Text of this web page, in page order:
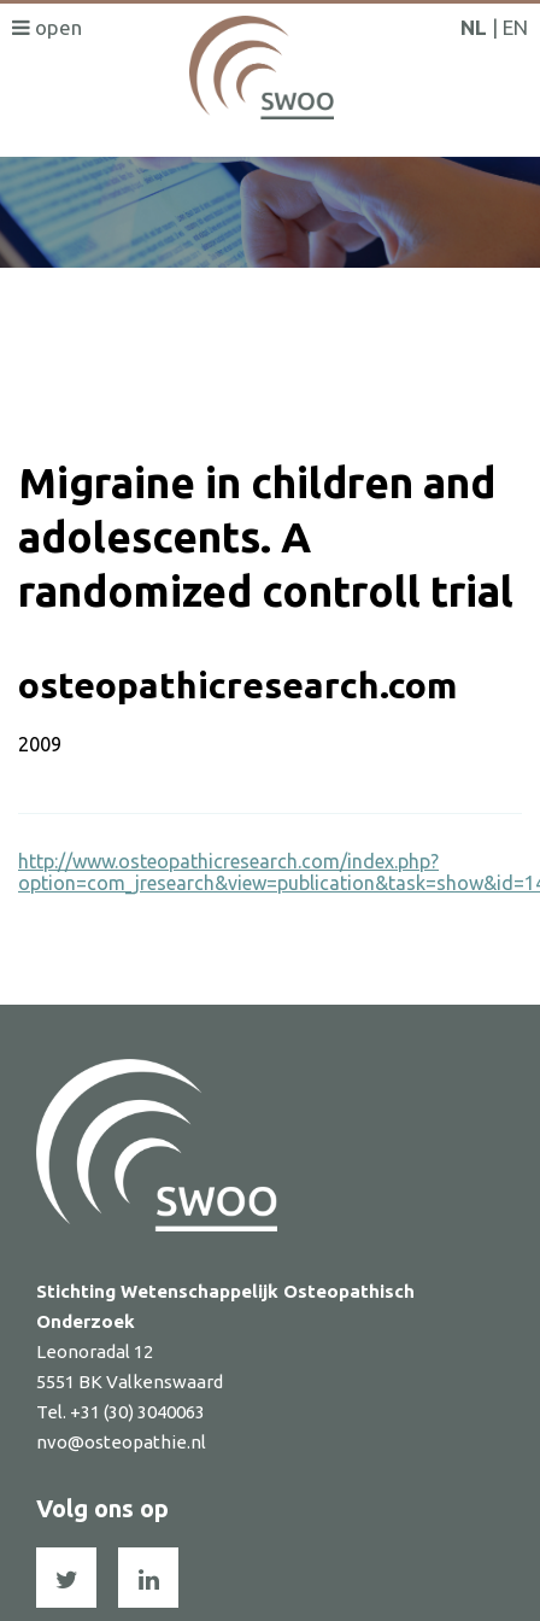
NL EN
Migraine in children and
adolescents. A
randomized controll trial
osteopathicresearch.com
2009
http://www.osteopathicresearch.com/index.php?
Stichting Wetenschappelijk Osteopathisch
Onderzoek
Leonoradal 12
5551 BK Valkenswaard
Tel. +31 (30) 3040063
nvo@osteopathie.nl
Volg ons op